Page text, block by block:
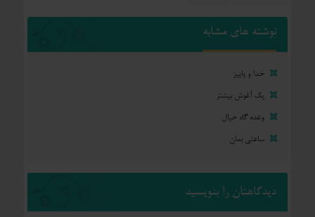
نوشته های مشابه
خدا و پاییز
یک آغوش بیشتر
وعده گاه خیال
ساعتی بمان
دیدگاهتان را بنویسید